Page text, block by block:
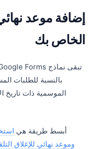
إضافة موعد
الخاص بك
بالنسبة للطلبات
الموسمية ذات تاريخ
أبسط طريقة هي
وموعد نهائي للإغلاق